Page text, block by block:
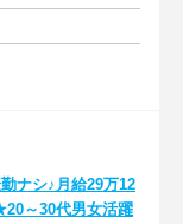
ナシ♪月給29万12
～30代男女活躍